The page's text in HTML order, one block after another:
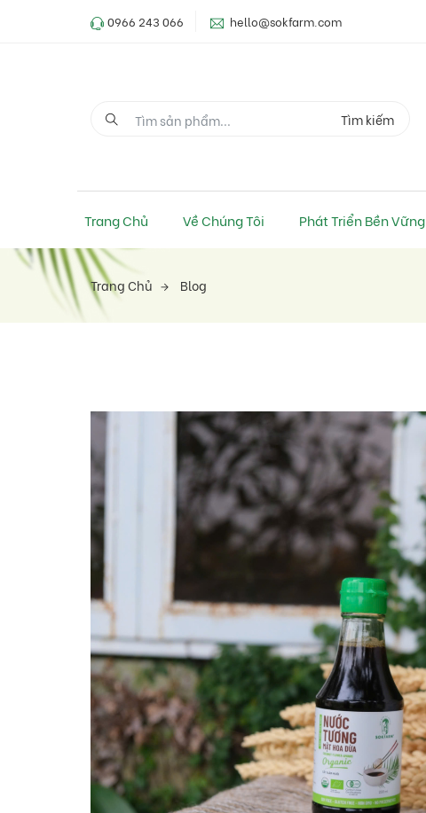
0966 243 066 hello@sokfarm.com
Tìm kiếm
Trang Chủ Về Chúng Tôi Phát Triển Bền Vững
Trang Chủ Blog